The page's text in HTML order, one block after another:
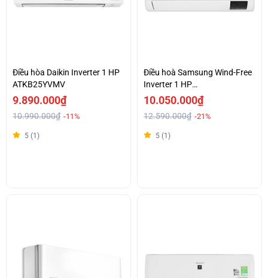
Điều hòa Daikin Inverter 1 HP
ATKB25YVMV
9.890.000₫
10.990.000₫ -11%
5 (1)
Điều hoà Samsung Wind-Free
Inverter 1 HP
AR10CYFAAWKNSV
10.050.000₫
12.590.000₫ -21%
5 (1)